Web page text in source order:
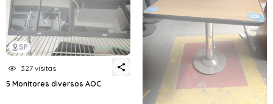
SP
327 visitas
5 Monitores diversos AOC